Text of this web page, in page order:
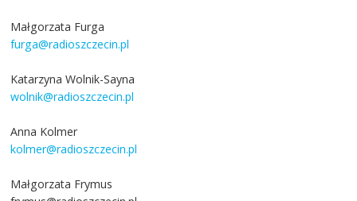
Małgorzata Furga
furga@radioszczecin.pl
Katarzyna Wolnik-Sayna
wolnik@radioszczecin.pl
Anna Kolmer
kolmer@radioszczecin.pl
Małgorzata Frymus